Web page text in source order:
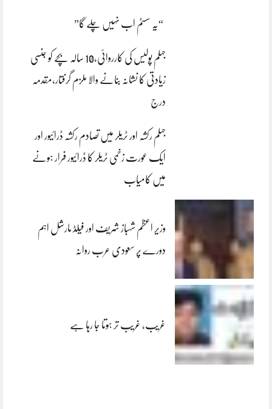
“یہ سسٹم اب نہیں چلے گا”
جہلم پولیس کی کارروائی،10 سالہ بچے کو جنسی
زیادتی کا نشانہ بنانے والا ملزم گرفتار،مقدمہ
درج
جہلم رکشہ اور ٹریلر میں تصادم رکشہ ڈرائیور اور
ایک عورت زخمی ٹریلر کا ڈرائیور فرار ہونے
میں کامیاب
وزیر اعظم شہباز شریف اور فیلڈ مارشل اہم
دورے پر سعودی عرب روانہ
غریب، غریب تر ہوتا جا رہا ہے